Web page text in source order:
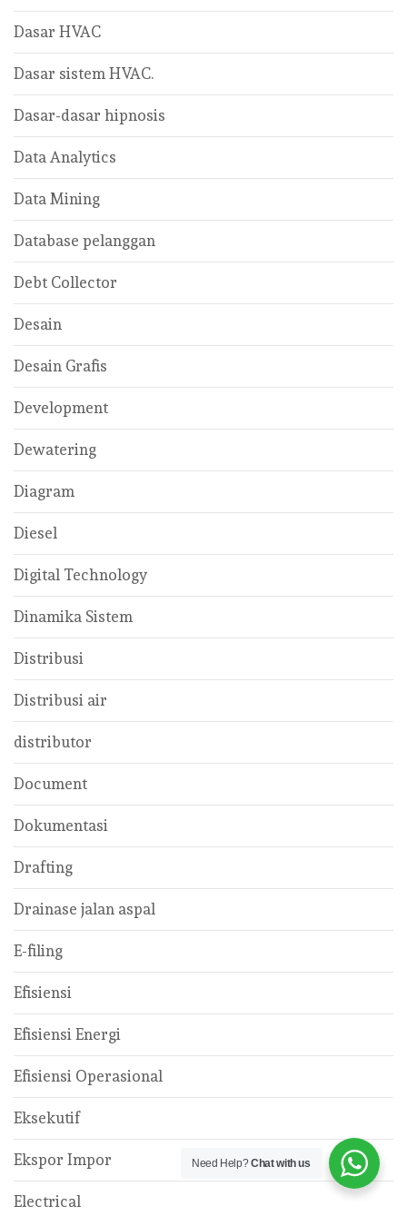
Dasar HVAC
Dasar sistem HVAC.
Dasar-dasar hipnosis
Data Analytics
Data Mining
Database pelanggan
Debt Collector
Desain
Desain Grafis
Development
Dewatering
Diagram
Diesel
Digital Technology
Dinamika Sistem
Distribusi
Distribusi air
distributor
Document
Dokumentasi
Drafting
Drainase jalan aspal
E-filing
Efisiensi
Efisiensi Energi
Efisiensi Operasional
Eksekutif
Ekspor Impor
Electrical
Need Help?Chat with us